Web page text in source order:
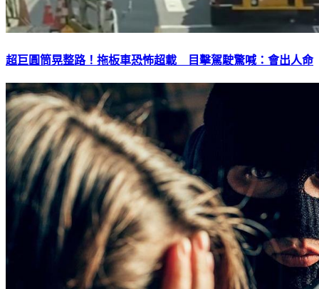
超巨圓筒晃整路！拖板車恐怖超載 目擊駕駛驚喊：會出人命